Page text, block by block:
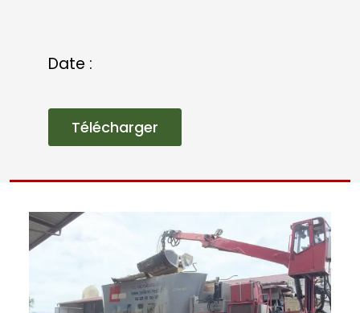
MÉLANGEANT SES
DRÈCHES
Nous avons réduit de 25€/ML
Date :
Télécharger